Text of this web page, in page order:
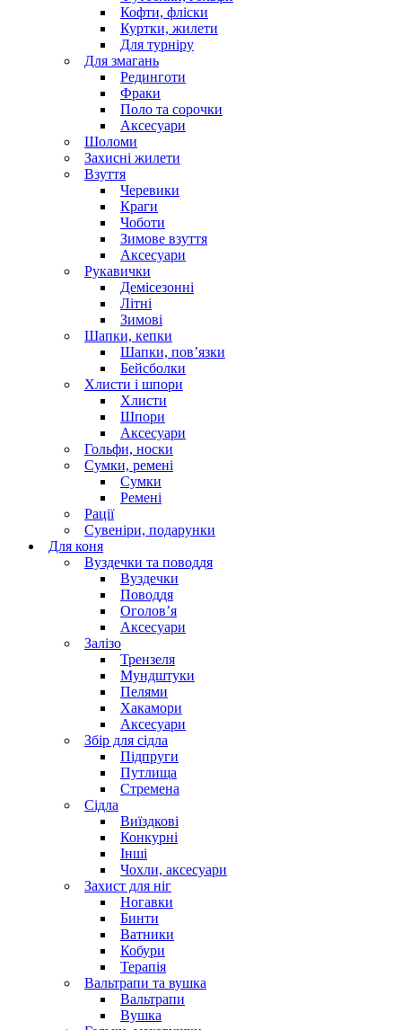
Кофти, фліски
Куртки, жилети
Для турніру
Для змагань
Рединготи
Фраки
Поло та сорочки
Аксесуари
Шоломи
Захисні жилети
Взуття
Черевики
Краги
Чоботи
Зимове взуття
Аксесуари
Рукавички
Демісезонні
Літні
Зимові
Шапки, кепки
Шапки, пов’язки
Бейсболки
Хлисти і шпори
Хлисти
Шпори
Аксесуари
Гольфи, носки
Сумки, ремені
Сумки
Ремені
Рації
Сувеніри, подарунки
Для коня
Вуздечки та поводдя
Вуздечки
Поводдя
Оголов’я
Аксесуари
Залізо
Трензеля
Мундштуки
Пелями
Хакамори
Аксесуари
Збір для сідла
Підпруги
Путлища
Стремена
Сідла
Виїздкові
Конкурні
Інші
Чохли, аксесуари
Захист для ніг
Ногавки
Бинти
Ватники
Кобури
Терапія
Вальтрапи та вушка
Вальтрапи
Вушка